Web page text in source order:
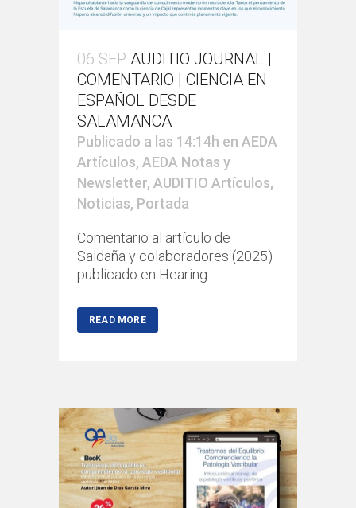
06 SEP AUDITIO JOURNAL |
COMENTARIO | CIENCIA EN
ESPAÑOL DESDE
SALAMANCA
Publicado a las 14:14h en AEDA
Artículos, AEDA Notas y
Newsletter, AUDITIO Artículos,
Noticias, Portada
Comentario al artículo de
Saldaña y colaboradores (2025)
publicado en Hearing...
READ MORE